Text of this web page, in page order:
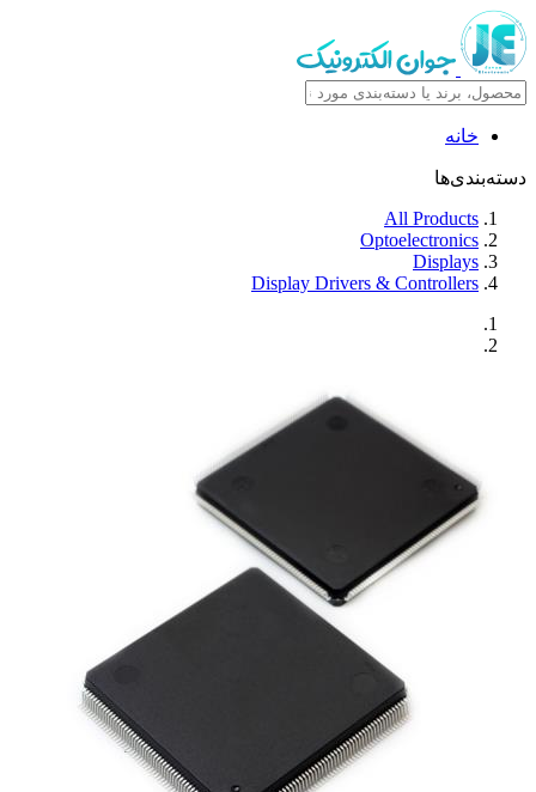
خانه
دسته‌بندی‌ها
All Products
Optoelectronics
Displays
Display Drivers & Controllers